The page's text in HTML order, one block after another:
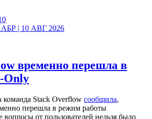
| 10 АВГ 2026
временно перешла в
Only
команда Stack Overflow сообщила,
перешла в режим работы
от пользователей нельзя было